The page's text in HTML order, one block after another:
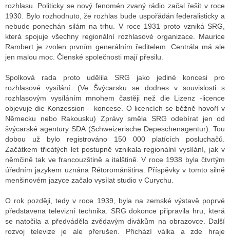
TELEVIZÍ
VYSÍLAČE
RÁDIA
STRÁNKY RÁDIÍ
STRÁNKY TV
TISK
rozhlasu. Politicky se nový fenomén zvaný rádio začal řešit v roce
1930. Bylo rozhodnuto, že rozhlas bude uspořádán federalisticky a
nebude ponechán silám na trhu. V roce 1931 proto vzniká SRG,
která spojuje všechny regionální rozhlasové organizace. Maurice
Rambert je zvolen prvním generálním ředitelem. Centrála má ale
jen malou moc. Členské společnosti mají přesilu.
Spolková rada proto udělila SRG jako jediné koncesi pro
rozhlasové vysílání. (Ve Švýcarsku se dodnes v souvislosti s
rozhlasovým vysíláním mnohem častěji než die Lizenz -licence
objevuje die Konzession – koncese. O licencích se běžně hovoří v
Německu nebo Rakousku) Zprávy směla SRG odebírat jen od
švýcarské agentury SDA (Schweizerische Depeschenagentur). Tou
dobou už bylo registrováno 150 000 platících posluchačů.
Začátkem třicátých let postupně vznikala regionální vysílání, jak v
němčině tak ve francouzštině a italštině. V roce 1938 byla čtvrtým
úředním jazykem uznána Rétorománština. Příspěvky v tomto silně
menšinovém jazyce začalo vysílat studio v Curychu.
O rok později, tedy v roce 1939, byla na zemské výstavě poprvé
představena televizní technika. SRG dokonce připravila hru, která
se natočila a předváděla zvědavým divákům na obrazovce. Další
rozvoj televize je ale přerušen. Přichází válka a zde hraje